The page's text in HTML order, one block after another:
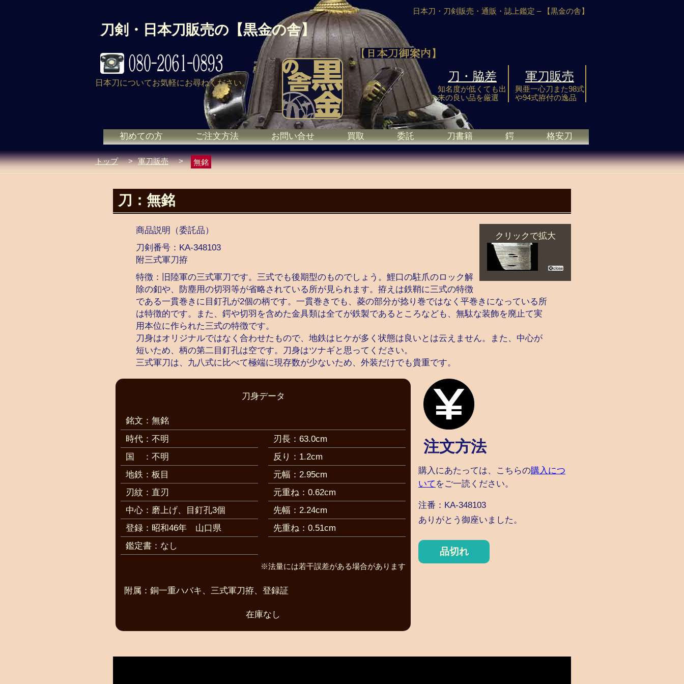
日本刀・刀剣販売・通販・誌上鑑定 – 【黒金の舎】
刀剣・日本刀販売の 【黒金の舎】
日本刀についてお気軽にお尋ねください。 軍刀販売
興亜一心刀また98式
や94式拵付の逸品
刀・脇差
知名度が低くても出
来の良い品を厳選
格安刀
鍔
刀書籍
委託
買取
お問い合せ
ご注文方法
初めての方
トップ > 軍刀販売 > 無銘
刀：無銘
クリックで拡大
商品説明 （委託品）
刀剣番号： KA-348103
附三式軍刀拵
特徴：旧陸軍の三式軍刀です。三式でも後期型のものでしょう。鯉口の駐爪のロック解
除の釦や、防塵用の切羽等が省略されている所が見られます。拵えは鉄鞘に三式の特徴
である一貫巻きに目釘孔が2個の柄です。一貫巻きでも、菱の部分が捻り巻ではなく平巻きになっている所
は特徴的です。また、鍔や切羽を含めた金具類は全てが鉄製であるところなども、無駄な装飾を廃止て実
用本位に作られた三式の特徴です。
刀身はオリジナルではなく合わせたもので、地鉄はヒケが多く状態は良いとは云えません。また、中心が
短いため、柄の第二目釘孔は空です。刀身はツナギと思ってください。
三式軍刀は、九八式に比べて極端に現存数が少ないため、外装だけでも貴重です。
刀身データ
銘文：無銘
時代：不明
国
：不明
地鉄：板目
刃紋：直刃
中心：磨上げ、目釘孔3個
登録：昭和46年 山口県
鑑定書：なし
刃長：63.0cm
反り：1.2cm
元幅：2.95cm
元重ね：0.62cm
先幅：2.24cm
先重ね：0.51cm
※法量には若干誤差がある場合があります
附属：銅一重ハバキ、三式軍刀拵、登録証
在庫なし
注文方法
購入にあたっては、こちらの購入につ
いて をご一読ください。
注番：KA-348103
ありがとう御座いました。
品切れ